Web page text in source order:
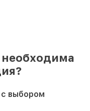
выбором